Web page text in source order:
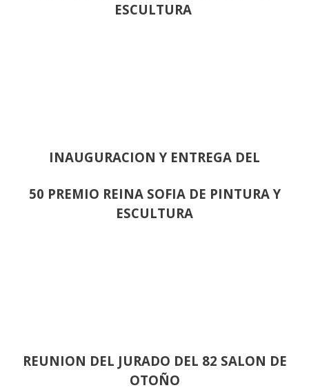
ESCULTURA
INAUGURACION Y ENTREGA DEL
50 PREMIO REINA SOFIA DE PINTURA Y
ESCULTURA
REUNION DEL JURADO DEL 82 SALON DE
OTOÑO